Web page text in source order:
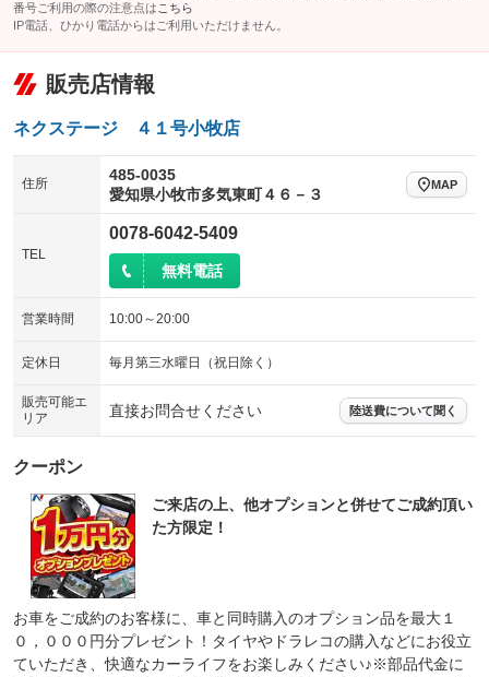
番号ご利用の際の注意点は こちら
IP電話、ひかり電話からはご利用いただけません。
販売店情報
ネクステージ ４１号小牧店
住所
485-0035
愛知県小牧市多気東町４６－３
MAP
TEL
0078-6042-5409
無料電話
営業時間 10:00～20:00
定休日 毎月第三水曜日（祝日除く）
販売可能エ
リア
直接お問合せください 陸送費について聞く
クーポン
ご来店の上、他オプションと併せてご成約頂い
た方限定！
お車をご成約のお客様に、車と同時購入のオプション品を最大１
０，０００円分プレゼント！タイヤやドラレコの購入などにお役立
ていただき、快適なカーライフをお楽しみください♪※部品代金に